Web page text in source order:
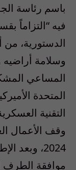
باسم رئاسة
فيه “التزاماً
الدستورية، من
وسلامة أراضيه
المساعي
المتحدة
التقنية
2024،
موافقة